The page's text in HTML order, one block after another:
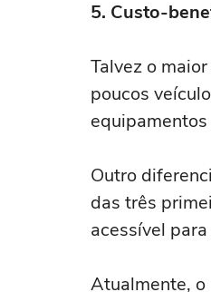
5. Custo-
Talvez o
poucos
Outro
das três
acessível
Atualmente, o